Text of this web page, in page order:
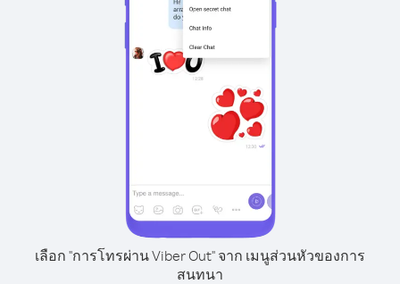
เลือก "การโทรผ่าน Viber Out" จาก เมนูส่วนหัวของการ
สนทนา